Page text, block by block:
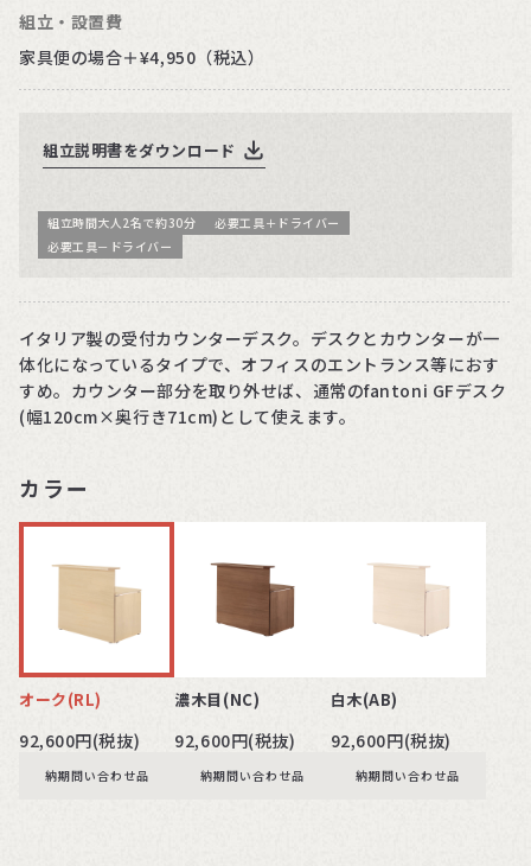
組立・設置費
家具便の場合＋¥4,950（税込）
組立説明書をダウンロード
組立時間大人2名で約30分
必要工具＋ドライバー
必要工具－ドライバー
イタリア製の受付カウンターデスク。デスクとカウンターが一
体化になっているタイプで、オフィスのエントランス等におす
すめ。カウンター部分を取り外せば、通常のfantoni GFデスク
(幅120cm×奥行き71cm)として使えます。
カラー
オーク(RL)
92,600円(税抜)
納期問い合わせ品
濃木目(NC)
92,600円(税抜)
納期問い合わせ品
白木(AB)
92,600円(税抜)
納期問い合わせ品